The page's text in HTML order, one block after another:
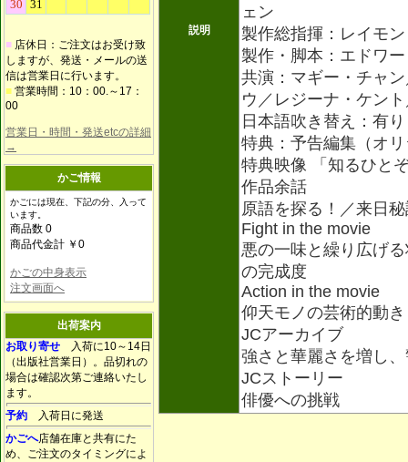
■ 店休日：ご注文はお受け致
しますが、発送・メールの送
信は営業日に行います。
■ 営業時間：10：00.～17：
00
営業日・時間・発送etcの詳細
→
かご情報
かごには現在、下記の分、入って
います。
商品数 0
商品代金計 ￥0
かごの中身表示
注文画面へ
出荷案内
お取り寄せ 入荷に10～14日
（出版社営業日）。品切れの
場合は確認次第ご連絡いたし
ます。
予約 入荷日に発送
かごへ店舗在庫と共有にた
め、ご注文のタイミングによ
説明
ェン
製作総指揮：レイモ
製作・脚本：エドワ
共演：マギー・チャ
ウ／レジーナ・ケン
日本語吹き替え：有り
特典：予告編集（オ
特典映像 「知るひと
作品余話
原語を探る！／来日
Fight in the movie
悪の一味と繰り広げ
の完成度
Action in the movie
仰天モノの芸術的動
JCアーカイブ
強さと華麗さを増し
JCストーリー
俳優への挑戦